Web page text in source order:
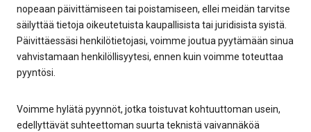
nopeaan päivittämiseen tai poistamiseen, ellei meidän tarvitse
säilyttää tietoja oikeutetuista kaupallisista tai juridisista syistä.
Päivittäessäsi henkilötietojasi, voimme joutua pyytämään sinua
vahvistamaan henkilöllisyytesi, ennen kuin voimme toteuttaa
pyyntösi.
Voimme hylätä pyynnöt, jotka toistuvat kohtuuttoman usein,
edellyttävät suhteettoman suurta teknistä vaivannäköä